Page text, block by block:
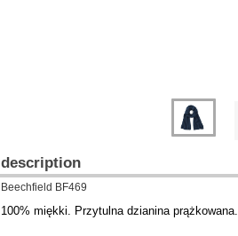
description
Beechfield BF469
100% miękki. Przytulna dzianina prążkowana.